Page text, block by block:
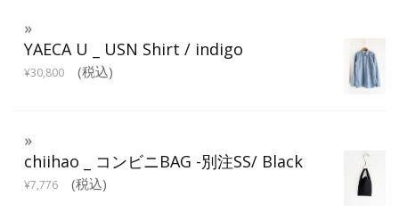
YAECA U _ USN Shirt / indigo
¥30,800 (税込)
chiihao _ コンビニBAG -別注SS/ Black
¥7,776 (税込)